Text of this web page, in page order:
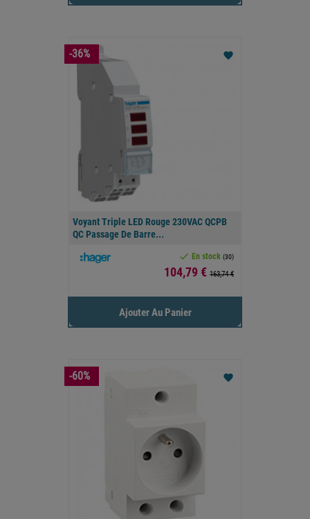
Voyant Triple LED Rouge 230VAC QCPB
QC Passage De Barre...
 En stock (30)
Prix
104,79 € 163,74 €
favorite
Ajouter Au Panier
-36%
favorite
-60%